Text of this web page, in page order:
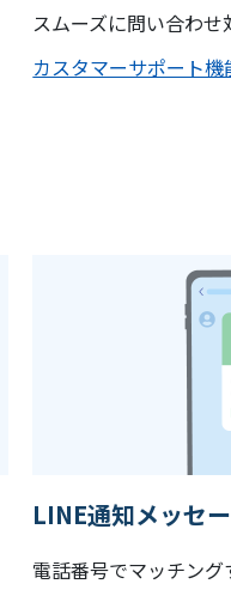
スムーズに問い合わせ
カスタマーサポート
LINE通知メッセ
電話番号でマッチン